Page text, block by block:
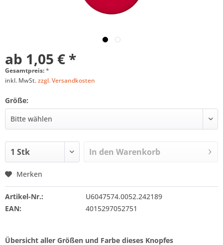
ab 1,05 € *
Gesamtpreis:*
inkl. MwSt.zzgl. Versandkosten
Größe:
In den Warenkorb
Merken
Artikel-Nr.:
U6047574.0052.242189
EAN:
4015297052751
Übersicht aller Größen und Farbe dieses Knopfes